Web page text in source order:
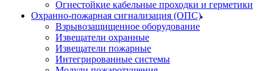
Огнестойкие кабельные проходки и герметики
Охранно-пожарная сигнализация (ОПС)
Взрывозащищенное оборудование
Извещатели охранные
Извещатели пожарные
Интегрированные системы